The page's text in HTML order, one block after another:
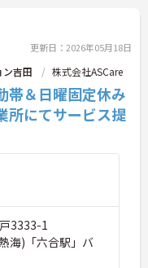
更新日：2026年05月18日
吉田 株式会社ASCare
帯＆日曜固定休み
にてサービス提
3333-1
海)「六合駅」バ